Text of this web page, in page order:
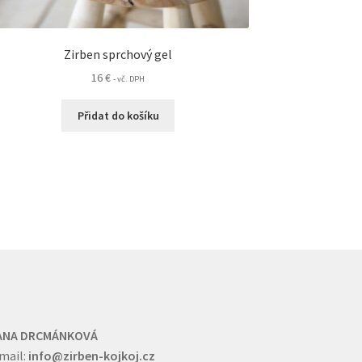
Zirben sprchový gel
16€ - vč. DPH
Přidat do košíku
DRCMÁNKOVÁ
info@zirben-kojkoj.cz